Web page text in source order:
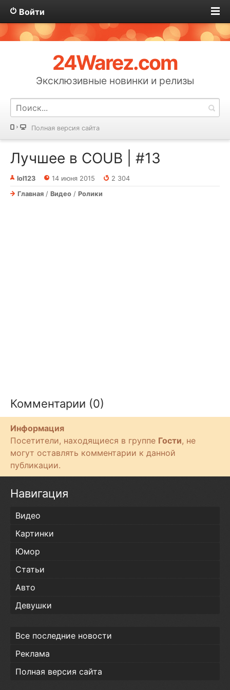
Войти
24Warez.com
Эксклюзивные новинки и релизы
Полная версия сайта
Лучшее в COUB | #13
lol123 14 июня 2015
2 304
Главная / Видео / Ролики
Комментарии (0)
Информация
Посетители, находящиеся в группе Гости, не
могут оставлять комментарии к данной
публикации.
Навигация
Видео
Картинки
Юмор
Статьи
Авто
Девушки
Все последние новости
Реклама
Полная версия сайта